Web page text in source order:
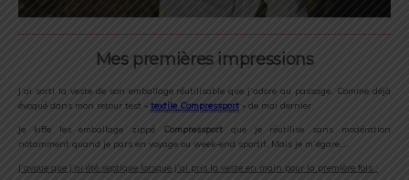
Mes premières impressions
J’ai sorti la veste de son emballage réutilisable que j’adore au passage. Comme déjà
évoqué dans mon retour test « textile Compressport » de mai dernier.
Je kiffe les emballage zippé Compressport que je réutilise sans modération
notamment quand je pars en voyage ou week-end sportif. Mais je m’égare….
J’avoue que j’ai été septique lorsque j’ai pris la veste en main pour la première fois :